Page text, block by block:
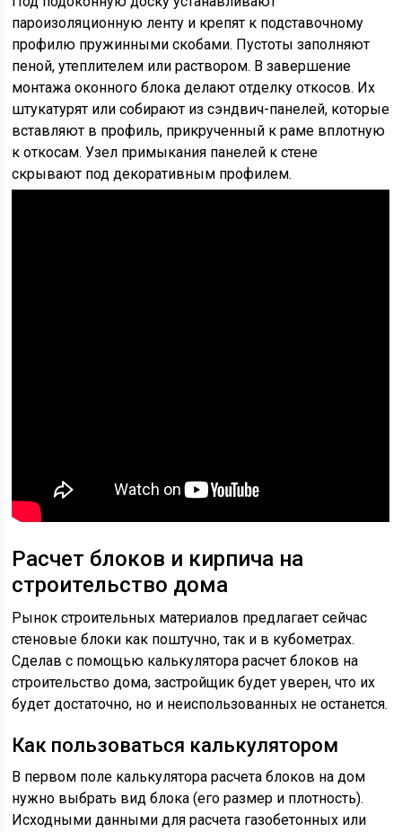
пароизоляционную ленту и крепят к подставочному
профилю пружинными скобами. Пустоты заполняют
пеной, утеплителем или раствором. В завершение
монтажа оконного блока делают отделку откосов. Их
штукатурят или собирают из сэндвич-панелей, которые
вставляют в профиль, прикрученный к раме вплотную
к откосам. Узел примыкания панелей к стене
скрывают под декоративным профилем.
Расчет блоков и кирпича на
строительство дома
Рынок строительных материалов предлагает сейчас
стеновые блоки как поштучно, так и в кубометрах.
Сделав с помощью калькулятора расчет блоков на
строительство дома, застройщик будет уверен, что их
будет достаточно, но и неиспользованных не останется.
Как пользоваться калькулятором
В первом поле калькулятора расчета блоков на дом
нужно выбрать вид блока (его размер и плотность).
Исходными данными для расчета газобетонных или